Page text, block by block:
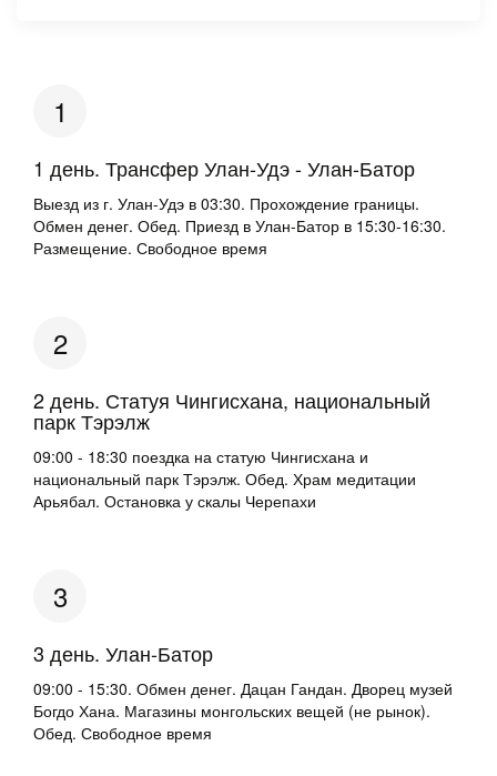
1 день. Трансфер Улан-Удэ - Улан-Батор
Выезд из г. Улан-Удэ в 03:30. Прохождение границы.
Обмен денег. Обед. Приезд в Улан-Батор в 15:30-16:30.
Размещение. Свободное время
2 день. Статуя Чингисхана, национальный
парк Тэрэлж­
09:00 - 18:30 поездка на статую Чингисхана и
национальный парк Тэрэлж. Обед. Храм медитации
Арьябал. Остановка у скалы Черепахи
3 день. Улан-Батор ­
09:00 - 15:30. Обмен денег. Дацан Гандан. Дворец музей
Богдо Хана. Магазины монгольских вещей (не рынок).
Обед. Свободное время